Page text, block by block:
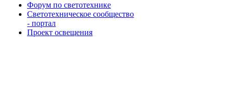
Форум по светотехнике
Светотехническое сообщество
- портал
Проект освещения